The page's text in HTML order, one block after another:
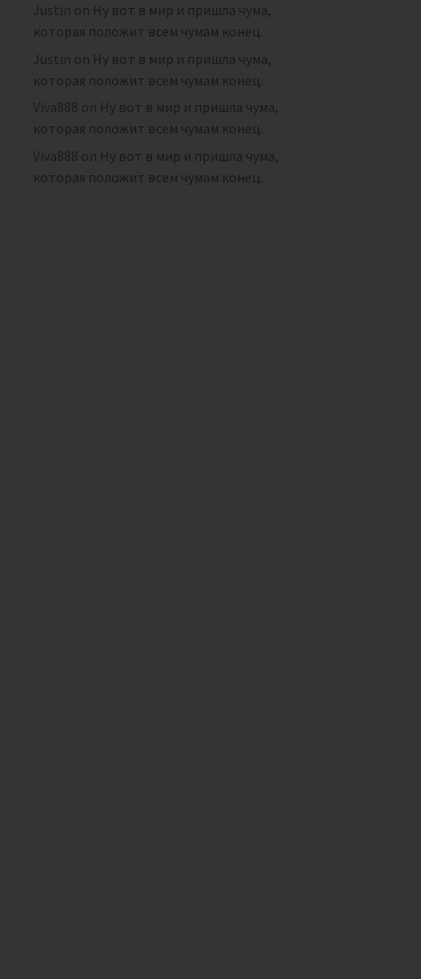
Justin on Ну вот в мир и пришла чума,
которая положит всем чумам конец.
Justin on Ну вот в мир и пришла чума,
которая положит всем чумам конец.
Viva888 on Ну вот в мир и пришла чума,
которая положит всем чумам конец.
Viva888 on Ну вот в мир и пришла чума,
которая положит всем чумам конец.